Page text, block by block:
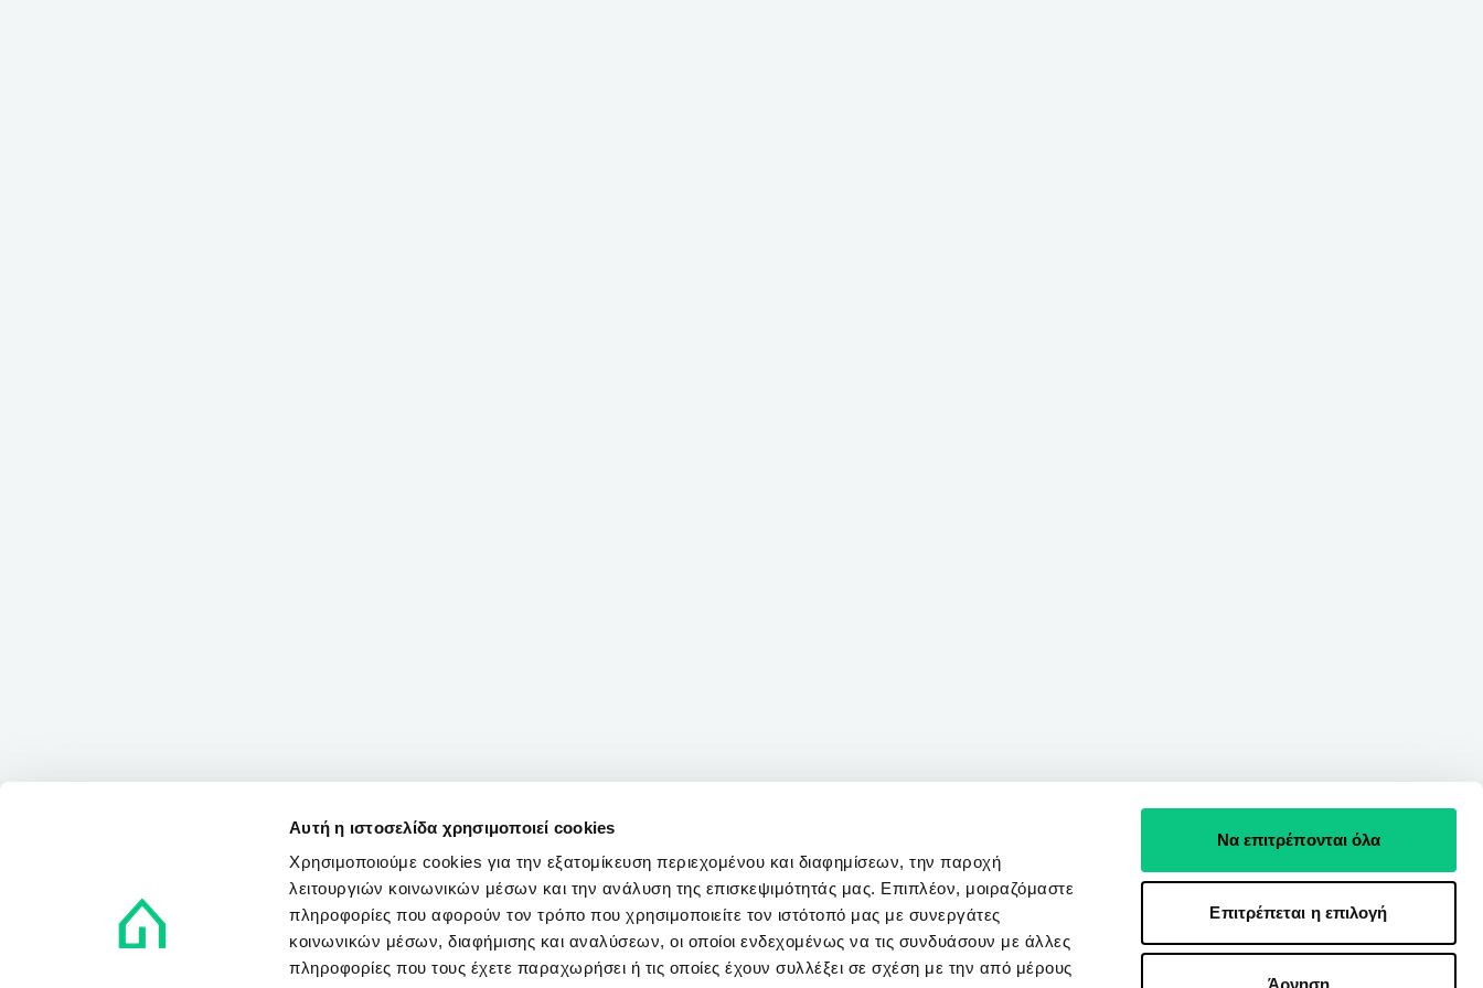
Αυτή η ιστοσελίδα χρησιμοποιεί cookies
Χρησιμοποιούμε cookies για την εξατομίκευση περιεχομένου και διαφημίσεων, την παροχή
λειτουργιών κοινωνικών μέσων και την ανάλυση της επισκεψιμότητάς μας. Επιπλέον, μοιραζόμαστε
πληροφορίες που αφορούν τον τρόπο που χρησιμοποιείτε τον ιστότοπό μας με συνεργάτες
κοινωνικών μέσων, διαφήμισης και αναλύσεων, οι οποίοι ενδεχομένως να τις συνδυάσουν με άλλες
πληροφορίες που τους έχετε παραχωρήσει ή τις οποίες έχουν συλλέξει σε σχέση με την από μέρους
Να επιτρέπονται όλα
Επιτρέπεται η επιλογή
Άρνηση